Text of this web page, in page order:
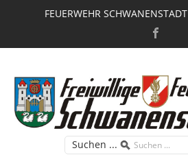
FEUERWEHR SCHWANENSTADT
Suchen ...